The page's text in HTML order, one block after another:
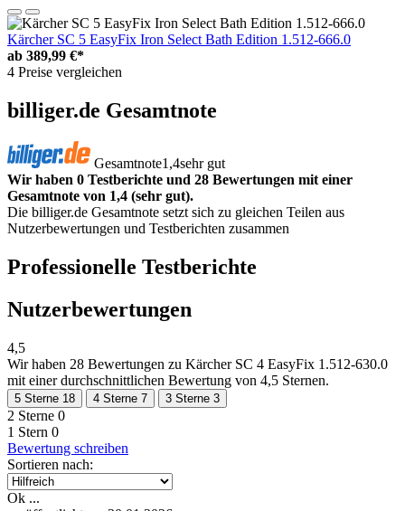
Kärcher SC 5 EasyFix Iron Select Bath Edition 1.512-666.0
ab 389,99 €*
4 Preise vergleichen
billiger.de Gesamtnote
Gesamtnote1,4sehr gut
Wir haben 0 Testberichte und 28 Bewertungen mit einer
Gesamtnote von 1,4 (sehr gut).
Die billiger.de Gesamtnote setzt sich zu gleichen Teilen aus
Nutzerbewertungen und Testberichten zusammen
Professionelle Testberichte
Nutzerbewertungen
4,5
Wir haben 28 Bewertungen zu Kärcher SC 4 EasyFix 1.512-630.0
mit einer durchschnittlichen Bewertung von 4,5 Sternen.
5 Sterne 18 4 Sterne 7 3 Sterne 3
2 Sterne 0
1 Stern 0
Bewertung schreiben
Sortieren nach:
Ok ...